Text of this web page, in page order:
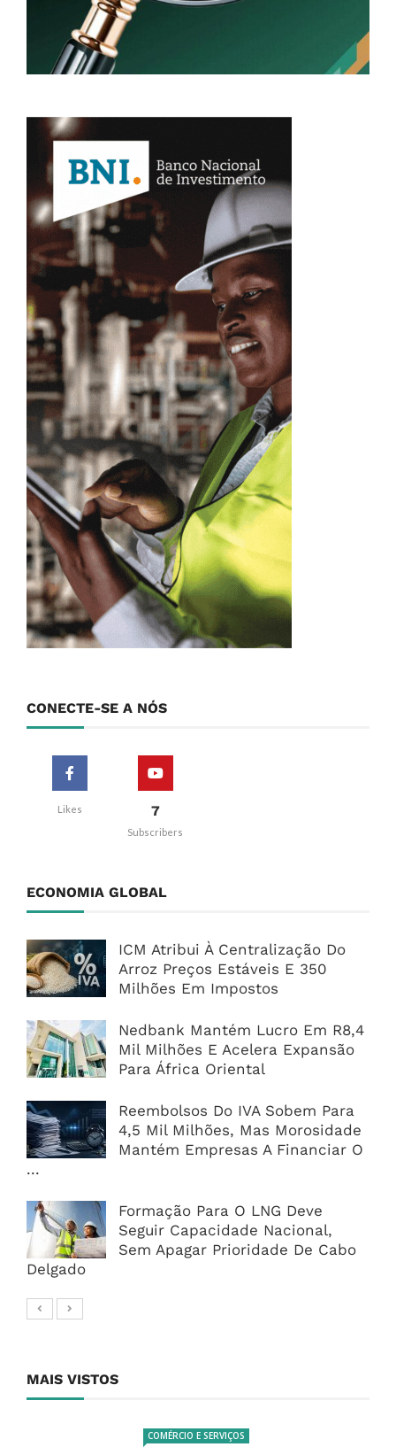
CONECTE-SE A NÓS
Likes 7
Subscribers
ECONOMIA GLOBAL
ICM Atribui À Centralização Do
Arroz Preços Estáveis E 350
Milhões Em Impostos
Nedbank Mantém Lucro Em R8,4
Mil Milhões E Acelera Expansão
Para África Oriental
Reembolsos Do IVA Sobem Para
4,5 Mil Milhões, Mas Morosidade
Mantém Empresas A Financiar O
...
Formação Para O LNG Deve
Seguir Capacidade Nacional,
Sem Apagar Prioridade De Cabo
Delgado
MAIS VISTOS
COMÉRCIO E SERVIÇOS